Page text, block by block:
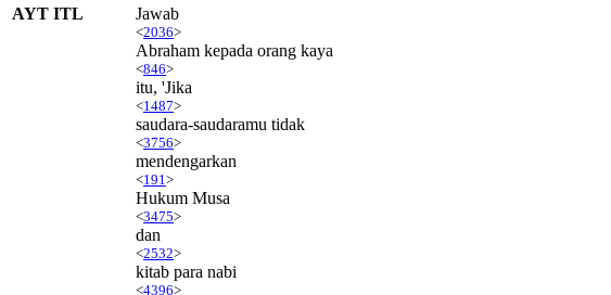
AYT ITL
Jawab
<2036>
Abraham kepada orang kaya
<846>
itu, 'Jika
<1487>
saudara-saudaramu tidak
<3756>
mendengarkan
<191 >
Hukum Musa
<3475>
dan
<2532>
kitab para nabi
<4396>